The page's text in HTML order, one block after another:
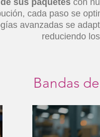
cada paso se
avanzadas se
reduciendo
Bandas de